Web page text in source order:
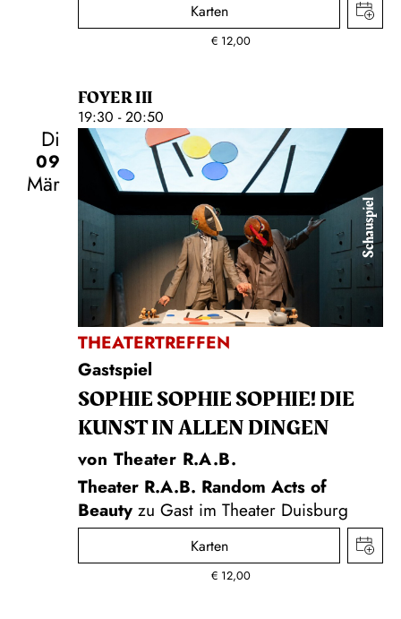
Karten
€ 12,00
FOYER III
19:30 - 20:50
Di
09
Mär
Schauspiel
THEATERTREFFEN
Gastspiel
SOPHIE SOPHIE SOPHIE! DIE
KUNST IN ALLEN DINGEN
von Theater R.A.B.
Theater R.A.B. Random Acts of
Beauty zu Gast im Theater Duisburg
Karten
€ 12,00